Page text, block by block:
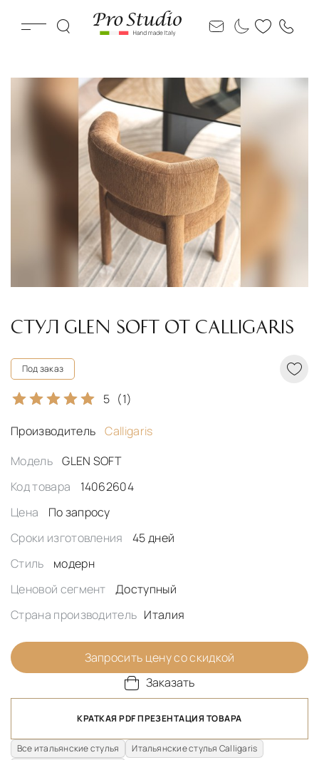
СТУЛ GLEN SOFT ОТ CALLIGARIS
Под заказ
5 (1)
Производитель
Calligaris
Модель
GLEN SOFT
Код товара
14062604
Цена
По запросу
Сроки изготовления
45 дней
Стиль
модерн
Ценовой сегмент
Доступный
Страна производитель Италия
Запросить цену со скидкой
Заказать
КРАТКАЯ PDF ПРЕЗЕНТАЦИЯ ТОВАРА
Все итальянские стулья
Итальянские стулья Calligaris